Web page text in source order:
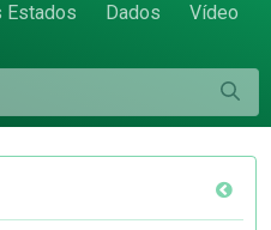
Estados Dados Vídeo